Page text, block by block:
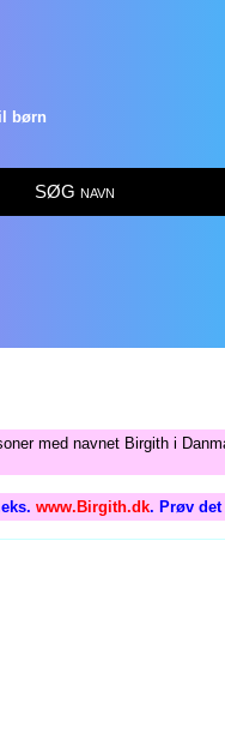
børn
SØG navn
med navnet Birgith i
www.Birgith.dk. Prøv det